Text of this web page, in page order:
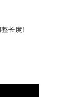
长度!